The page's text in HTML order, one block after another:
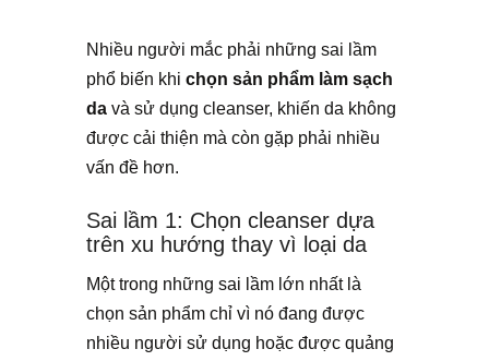
Nhiều người mắc phải những sai lầm
phổ biến khi chọn sản phẩm làm sạch
da và sử dụng cleanser, khiến da không
được cải thiện mà còn gặp phải nhiều
vấn đề hơn.
Sai lầm 1: Chọn cleanser dựa
trên xu hướng thay vì loại da
Một trong những sai lầm lớn nhất là
chọn sản phẩm chỉ vì nó đang được
nhiều người sử dụng hoặc được quảng